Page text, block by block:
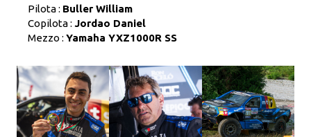
Pilota : Buller William
Copilota : Jordao Daniel
Mezzo : Yamaha YXZ1000R SS